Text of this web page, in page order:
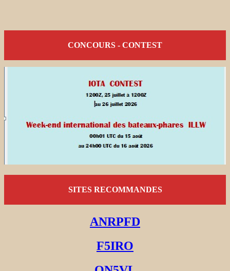
CONCOURS - CONTEST
SITES RECOMMANDES
ANRPFD
F5IRO